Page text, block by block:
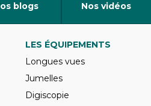
blogs Nos vidéos
LES ÉQUIPEMENTS
Longues vues
Jumelles
Digiscopie